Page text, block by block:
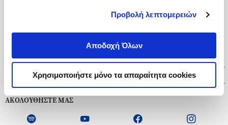
Προβολή λεπτομερειών
Αποδοχή Όλων
Χρησιμοποιήστε μόνο τα απαραίτητα cookies
Ασκληπιού 1-3, Αθήνα 106 79
Δευτέρα - Παρασκευή 09:00-21:00
Εξυπηρέτηση Πελατών
ΑΚΟΛΟΥΘΗΣΤΕ ΜΑΣ